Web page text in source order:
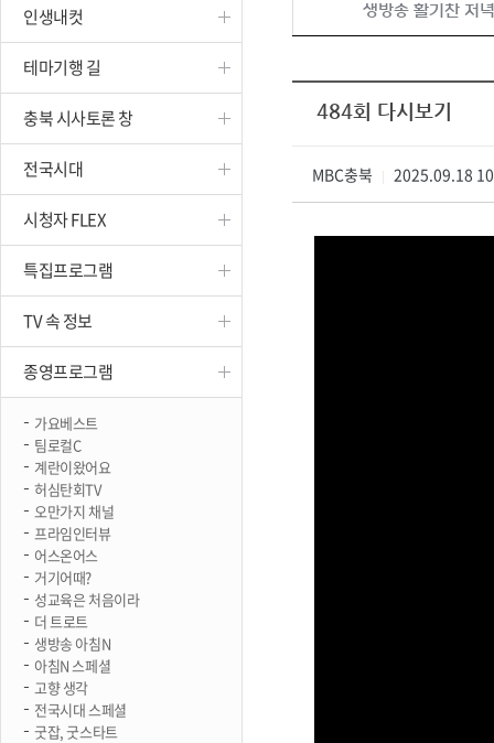
옥천
특집프로그램
종영프로그램
인생내컷
테마기행 길
충북 시사토론 창
전국시대
시청자 FLEX
특집프로그램
TV 속 정보
종영프로그램
가요베스트
팀로컬C
계란이왔어요
허심탄회TV
오만가지 채널
프라임인터뷰
어스온어스
거기어때?
성교육은 처음이라
더 트로트
생방송 아침N
아침N 스페셜
고향 생각
전국시대 스페셜
굿잡, 굿스타트
생방송 활기찬 저녁
484회 다시보기
MBC충북 2025.09.18